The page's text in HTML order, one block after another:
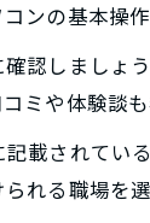
の基本操
認しまし
や体験談
載されて
れる職場を選